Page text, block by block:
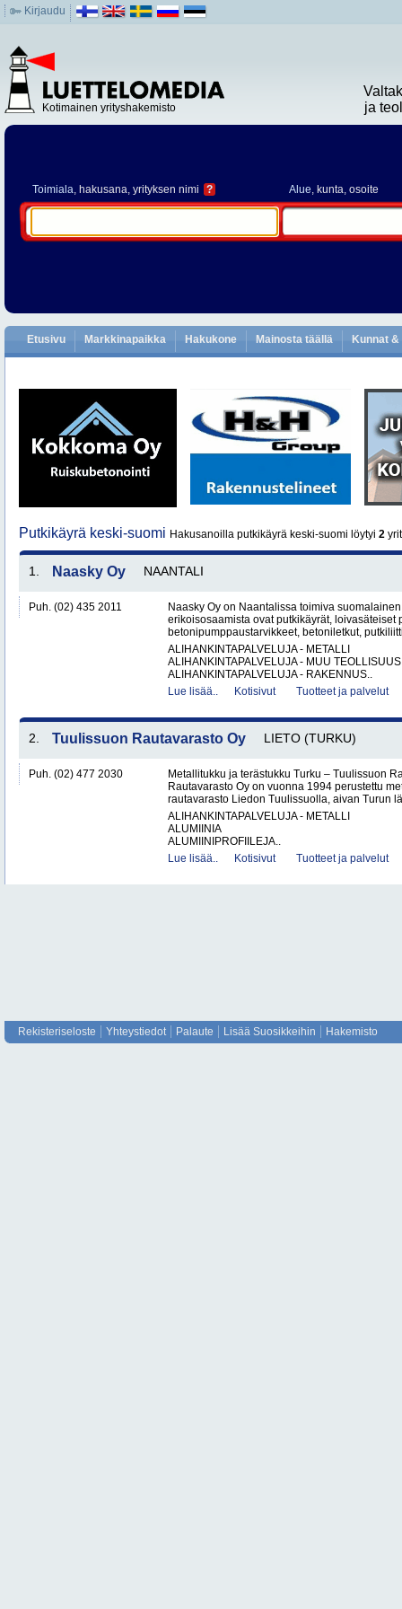
Kirjaudu
Kotimainen yrityshakemisto
ja
Toimiala, hakusana, yrityksen nimi ? Alue, kunta, osoite
Etusivu Markkinapaikka Hakukone Mainosta täällä Kunnat
Putkikäyrä keski-suomi Hakusanoilla putkikäyrä keski-suomi löytyi 2
1. Naasky Oy NAANTALI
Puh. (02) 435 2011
Naasky Oy on Naantalissa toimiva
erikoisosaamista ovat putkikäyrät, loivasäteiset
betonipumppaustarvikkeet, betoniletkut,
ALIHANKINTAPALVELUJA - METALLI
ALIHANKINTAPALVELUJA - MUU TEOLLISUUS
ALIHANKINTAPALVELUJA - RAKENNUS..
Lue lisää..
Kotisivut Tuotteet ja palvelut
2. Tuulissuon Rautavarasto Oy LIETO (TURKU)
Puh. (02) 477 2030
Metallitukku ja terästukku Turku – Tuulissuon
Rautavarasto Oy on vuonna 1994 perustettu
rautavarasto Liedon Tuulissuolla, aivan Turun
ALIHANKINTAPALVELUJA - METALLI
ALUMIINIA
ALUMIINIPROFIILEJA..
Lue lisää..
Kotisivut Tuotteet ja palvelut
Rekisteriseloste Yhteystiedot Palaute Lisää Suosikkeihin Hakemisto